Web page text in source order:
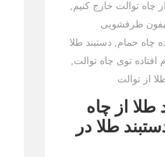
چاه توالت خارج کنیم,
ظرفشویی
چاه حمام, دستبند طلا
افتاده توی چاه توالت,
از توالت
طلا از چاه
طلا در